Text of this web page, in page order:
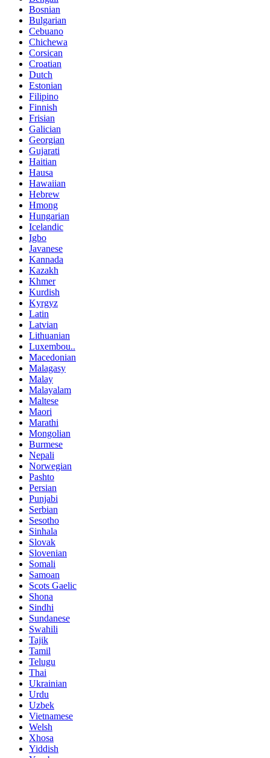
Bosnian
Bulgarian
Cebuano
Chichewa
Corsican
Croatian
Dutch
Estonian
Filipino
Finnish
Frisian
Galician
Georgian
Gujarati
Haitian
Hausa
Hawaiian
Hebrew
Hmong
Hungarian
Icelandic
Igbo
Javanese
Kannada
Kazakh
Khmer
Kurdish
Kyrgyz
Latin
Latvian
Lithuanian
Luxembou..
Macedonian
Malagasy
Malay
Malayalam
Maltese
Maori
Marathi
Mongolian
Burmese
Nepali
Norwegian
Pashto
Persian
Punjabi
Serbian
Sesotho
Sinhala
Slovak
Slovenian
Somali
Samoan
Scots Gaelic
Shona
Sindhi
Sundanese
Swahili
Tajik
Tamil
Telugu
Thai
Ukrainian
Urdu
Uzbek
Vietnamese
Welsh
Xhosa
Yiddish